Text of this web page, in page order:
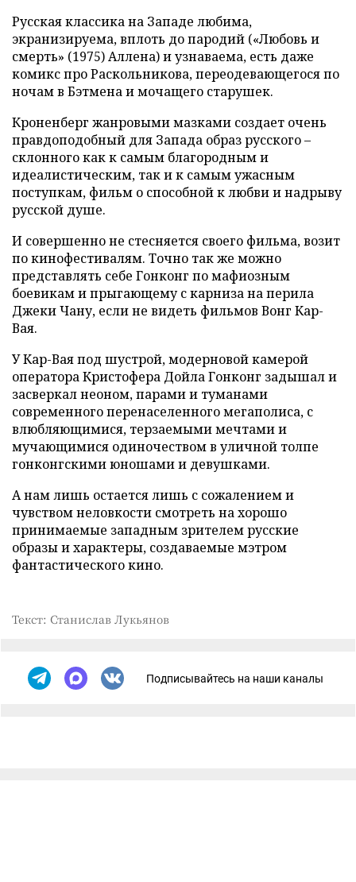
Русская классика на Западе любима,
экранизируема, вплоть до пародий («Любовь и
смерть» (1975) Аллена) и узнаваема, есть даже
комикс про Раскольникова, переодевающегося по
ночам в Бэтмена и мочащего старушек.
Кроненберг жанровыми мазками создает очень
правдоподобный для Запада образ русского –
склонного как к самым благородным и
идеалистическим, так и к самым ужасным
поступкам, фильм о способной к любви и надрыву
русской душе.
И совершенно не стесняется своего фильма, возит
по кинофестивалям. Точно так же можно
представлять себе Гонконг по мафиозным
боевикам и прыгающему с карниза на перила
Джеки Чану, если не видеть фильмов Вонг Кар-
Вая.
У Кар-Вая под шустрой, модерновой камерой
оператора Кристофера Дойла Гонконг задышал и
засверкал неоном, парами и туманами
современного перенаселенного мегаполиса, с
влюбляющимися, терзаемыми мечтами и
мучающимися одиночеством в уличной толпе
гонконгскими юношами и девушками.
А нам лишь остается лишь с сожалением и
чувством неловкости смотреть на хорошо
принимаемые западным зрителем русские
образы и характеры, создаваемые мэтром
фантастического кино.
Текст: Станислав Лукьянов
Подписывайтесь на наши каналы